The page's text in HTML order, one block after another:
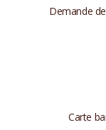
Demande
Carte